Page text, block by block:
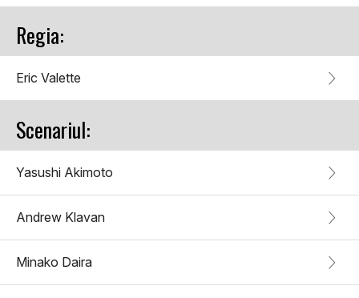
Regia:
Eric Valette
Scenariul:
Yasushi Akimoto
Andrew Klavan
Minako Daira